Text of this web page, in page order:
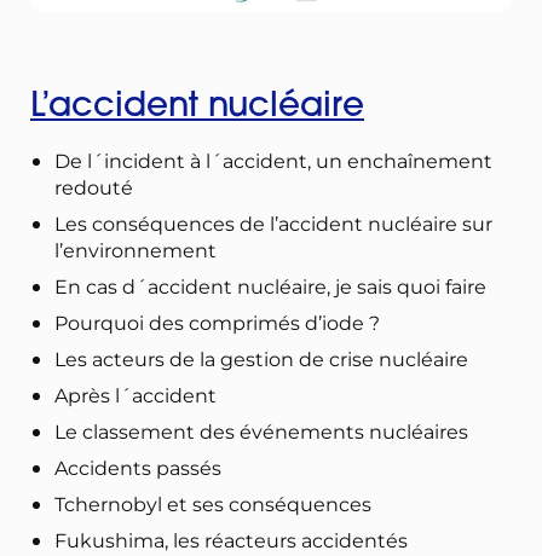
L’accident nucléaire
De l´incident à l´accident, un enchaînement
redouté
Les conséquences de l’accident nucléaire sur
l’environnement
En cas d´accident nucléaire, je sais quoi faire
Pourquoi des comprimés d’iode ?
Les acteurs de la gestion de crise nucléaire
Après l´accident
Le classement des événements nucléaires
Accidents passés
Tchernobyl et ses conséquences
Fukushima, les réacteurs accidentés